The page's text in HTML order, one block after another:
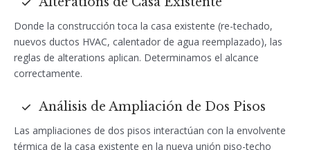
Donde la construcción toca la casa existente (re-techado,
nuevos ductos HVAC, calentador de agua reemplazado), las
reglas de alterations aplican. Determinamos el alcance
correctamente.
Análisis de Ampliación de Dos Pisos
Las ampliaciones de dos pisos interactúan con la envolvente
térmica de la casa existente en la nueva unión piso-techo